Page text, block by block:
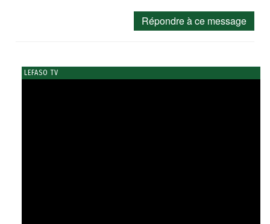
Répondre à ce message
LEFASO TV